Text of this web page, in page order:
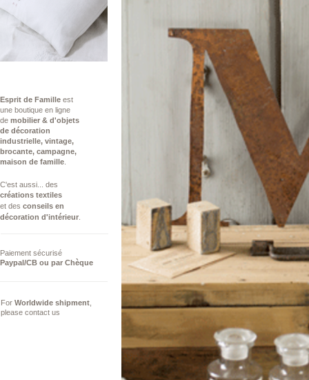
Esprit de Famille est
une boutique en ligne
de mobilier & d'objets
de décoration
industrielle, vintage,
brocante, campagne,
maison de famille
C'est aussi...​ des
créations textiles
et des conseils ​en
décoration d'intérieur
Paiement sécurisé
Paypal/CB ou par Chèque
For Worldwide shipment
please contact us